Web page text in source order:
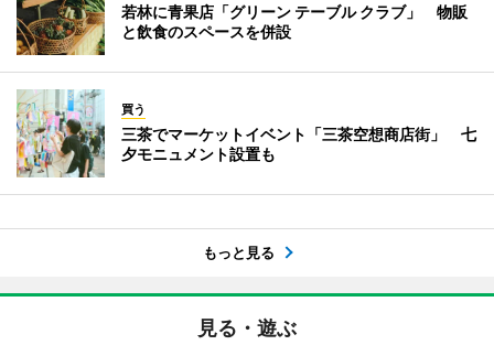
若林に青果店「グリーン テーブル クラブ」 物販
と飲食のスペースを併設
買う
三茶でマーケットイベント「三茶空想商店街」 七
夕モニュメント設置も
もっと見る
見る・遊ぶ